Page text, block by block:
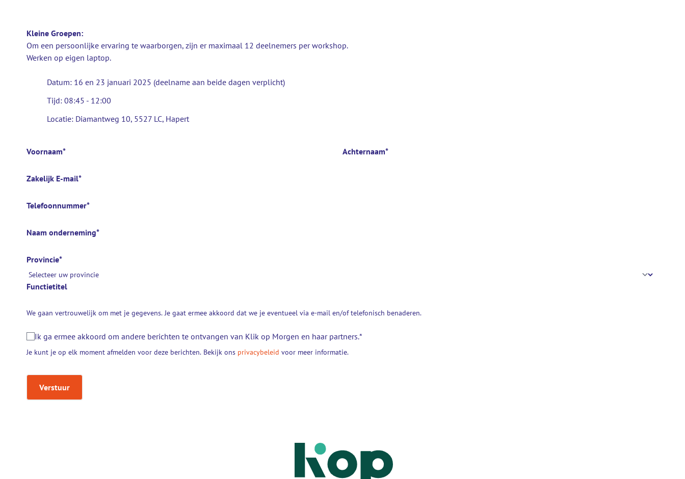
Kleine Groepen:
Om een persoonlijke ervaring te waarborgen, zijn er maximaal 12 deelnemers per workshop.
Werken op eigen laptop.
Datum: 16 en 23 januari 2025 (deelname aan beide dagen verplicht)
Tijd: 08:45 - 12:00
Locatie: Diamantweg 10, 5527 LC, Hapert
Voornaam* Achternaam*
Zakelijk E-mail*
Telefoonnummer*
Naam onderneming*
Provincie*
Functietitel
We gaan vertrouwelijk om met je gegevens. Je gaat ermee akkoord dat we je eventueel via e-mail en/of telefonisch benaderen.
Ik ga ermee akkoord om andere berichten te ontvangen van Klik op Morgen en haar partners.*
Je kunt je op elk moment afmelden voor deze berichten. Bekijk ons privacybeleid voor meer informatie.